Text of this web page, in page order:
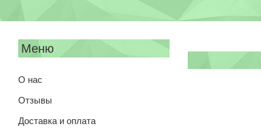
О нас
Отзывы
Доставка и оплата